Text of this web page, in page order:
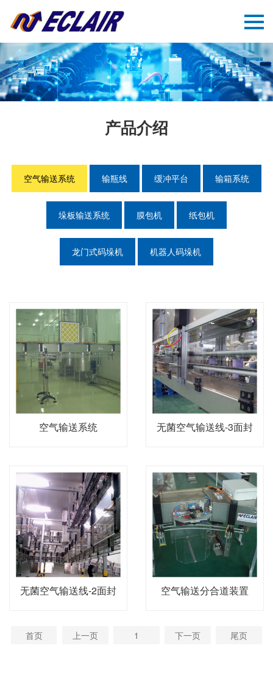
产品介绍
空气输送系统 输瓶线 缓冲平台 输箱系统
垛板输送系统 膜包机 纸包机
龙门式码垛机 机器人码垛机
空气输送系统 无菌空气输送线-3面封
无菌空气输送线-2面封 空气输送分合道装置
首页 上一页 1 下一页 尾页